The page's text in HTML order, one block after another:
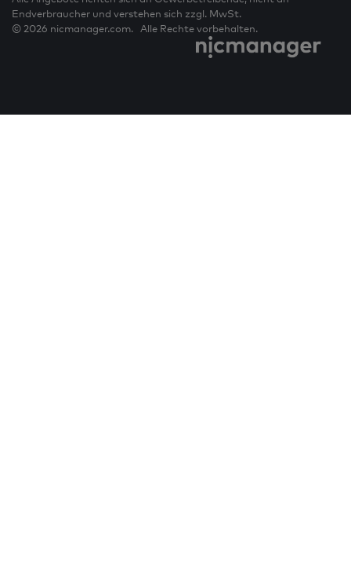
Endverbraucher und verstehen sich zzgl. MwSt.
© 2026 nicmanager.com. Alle Rechte vorbehalten.